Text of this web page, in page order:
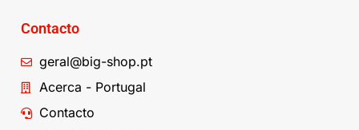
Contacto
geral@big-shop.pt
Acerca - Portugal
Contacto